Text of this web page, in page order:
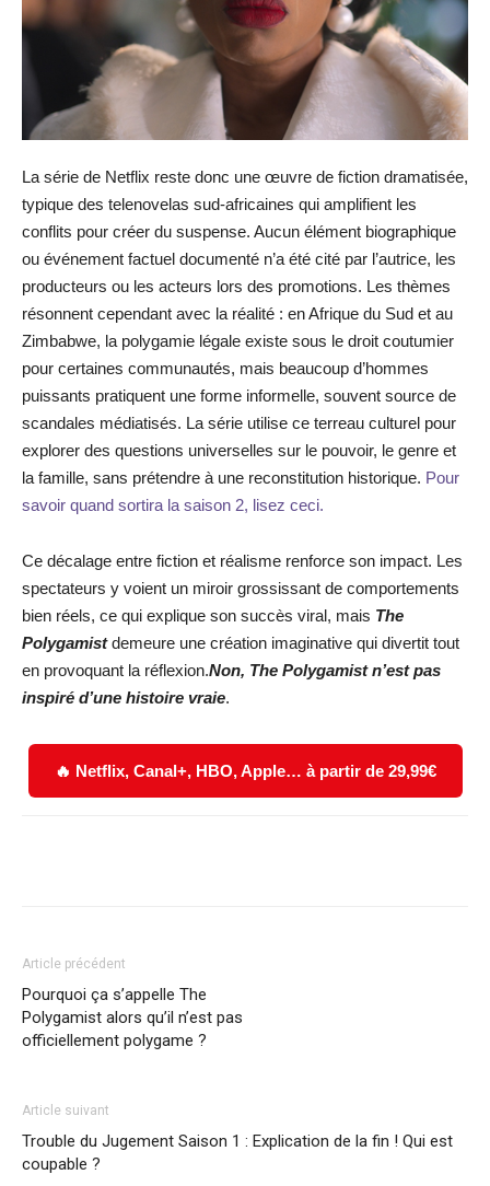
La série de Netflix reste donc une œuvre de fiction dramatisée,
typique des telenovelas sud-africaines qui amplifient les
conflits pour créer du suspense. Aucun élément biographique
ou événement factuel documenté n’a été cité par l’autrice, les
producteurs ou les acteurs lors des promotions. Les thèmes
résonnent cependant avec la réalité : en Afrique du Sud et au
Zimbabwe, la polygamie légale existe sous le droit coutumier
pour certaines communautés, mais beaucoup d’hommes
puissants pratiquent une forme informelle, souvent source de
scandales médiatisés. La série utilise ce terreau culturel pour
explorer des questions universelles sur le pouvoir, le genre et
la famille, sans prétendre à une reconstitution historique. Pour
savoir quand sortira la saison 2, lisez ceci.
Ce décalage entre fiction et réalisme renforce son impact. Les
spectateurs y voient un miroir grossissant de comportements
bien réels, ce qui explique son succès viral, mais The
Polygamistdemeure une création imaginative qui divertit tout
en provoquant la réflexion.Non, The Polygamist n’est pas
inspiré d’une histoire vraie.
🔥 Netflix, Canal+, HBO, Apple… à partir de 29,99€
Article précédent
Pourquoi ça s’appelle The
Polygamist alors qu’il n’est pas
officiellement polygame ?
Article suivant
Trouble du Jugement Saison 1 : Explication de la fin ! Qui est
coupable ?